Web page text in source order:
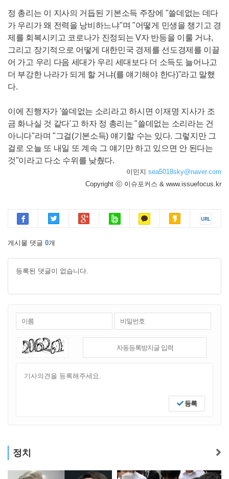
정 총리는 이 지사의 거듭된 기본소득 주장에 "쓸데없는 데다
가 우리가 왜 전력을 낭비하느냐"며 "어떻게 민생을 챙기고 경
제를 회복시키고 코로나가 진정되는 V자 반등을 이룰 거냐,
그리고 장기적으로 어떻게 대한민국 경제를 선도경제를 이끌
어 가고 우리 다음 세대가 우리 세대보다 더 소득도 늘어나고
더 부강한 나라가 되게 할 거냐(를 얘기해야 한다)"라고 말했
다.
이에 진행자가 '쓸데없는 소리라고 하시면 이재명 지사가 조
금 화나실 것 같다'고 하자 정 총리는 "쓸데없는 소리라는 건
아니다"라며 "그걸(기본소득) 얘기할 수는 있다. 그렇지만 그
걸로 오늘 또 내일 또 계속 그 얘기만 하고 있으면 안 된다는
것"이라고 다소 수위를 낮췄다.
이민지 sea5018sky@naver.com
Copyright ⓒ 이슈포커스 & www.issuefocus.kr
게시물 댓글 0개
등록된 댓글이 없습니다.
등록
정치